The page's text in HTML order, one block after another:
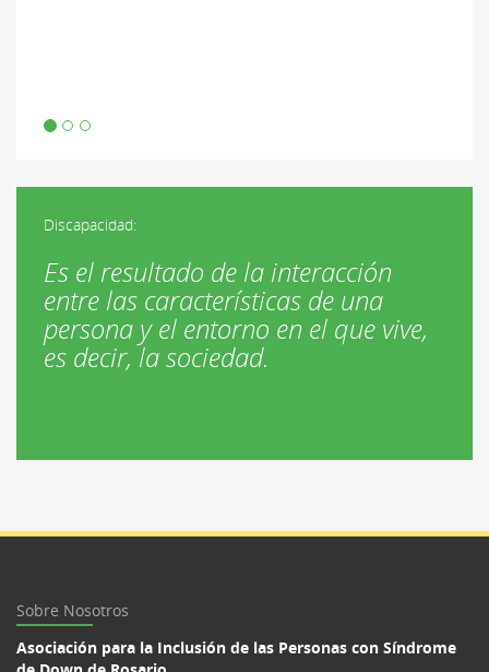
Discapacidad:
Es el resultado de la interacción
entre las características de una
persona y el entorno en el que vive,
es decir, la sociedad.
Sobre Nosotros
Asociación para la Inclusión de las Personas con Síndrome